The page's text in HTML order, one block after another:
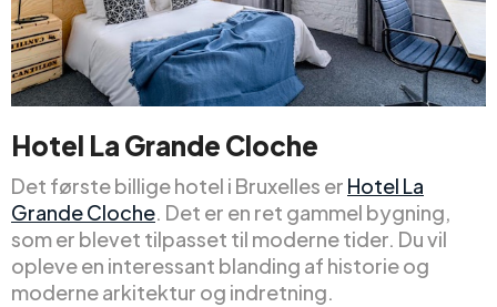
Hotel La Grande Cloche
Det første billige hotel i Bruxelles er Hotel La
Grande Cloche. Det er en ret gammel bygning,
som er blevet tilpasset til moderne tider. Du vil
opleve en interessant blanding af historie og
moderne arkitektur og indretning.